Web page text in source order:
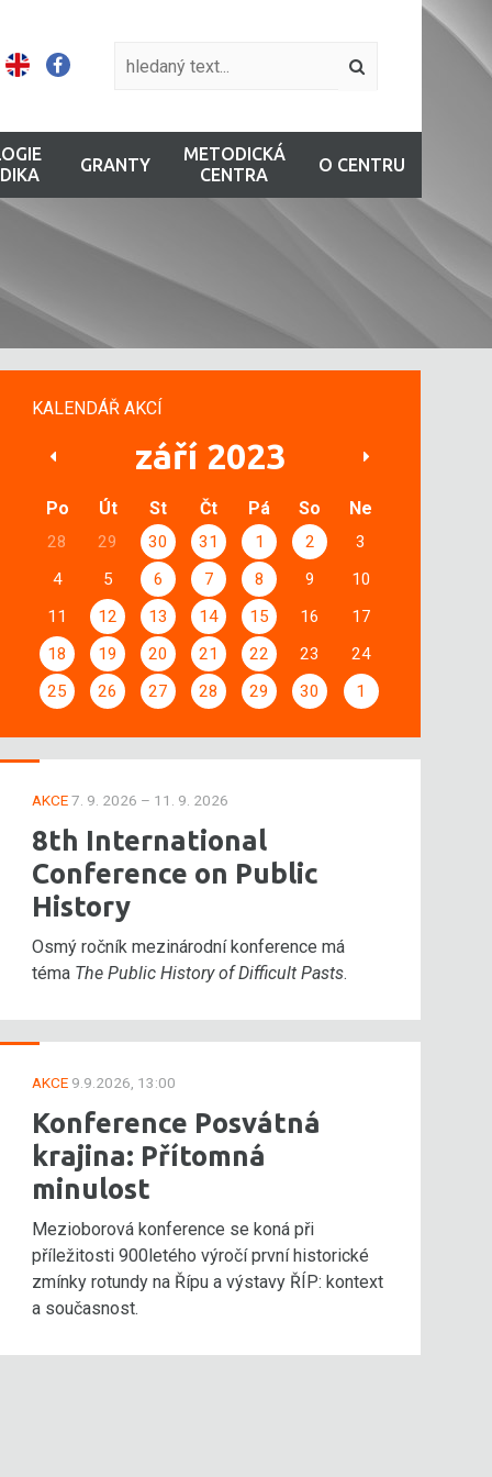
GRANTY
METODICKÁ
CENTRA
O CENTRU
KALENDÁŘ AKCÍ
září 2023
Po Út St Čt Pá So Ne
28 29 30 31 1 2
3
4
5 6 7 8 9
10
11
12 13 14 15 16
17
18
19 20 21 22 23
24
25
26 27 28 29 30 1
AKCE7. 9. 2026 – 11. 9. 2026
8th International
Conference on Public
History
Osmý ročník mezinárodní konference má
téma The Public History of Difficult Pasts.
AKCE 9.9.2026, 13:00
Konference Posvátná
krajina: Přítomná
minulost
Mezioborová konference se koná při
příležitosti 900letého výročí první historické
zmínky rotundy na Řípu a výstavy ŘÍP: kontext
a současnost.